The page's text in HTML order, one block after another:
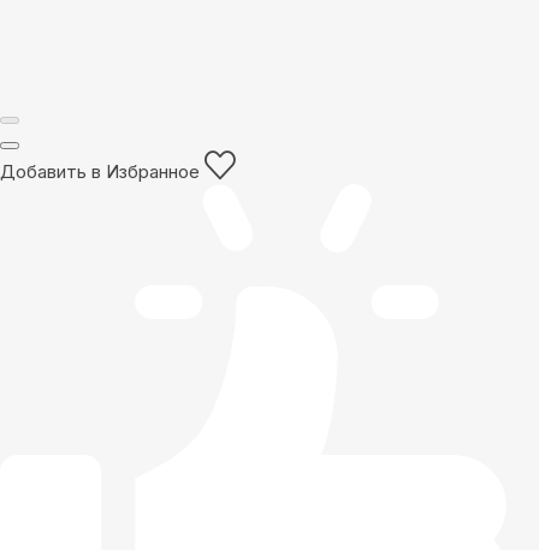
Добавить в Избранное